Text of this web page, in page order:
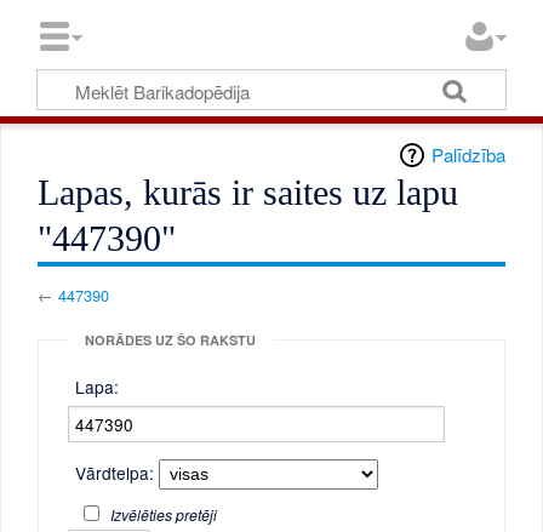
Palīdzība
Lapas, kurās ir saites uz lapu
"447390"
←447390
NORĀDES UZ ŠO RAKSTU
Lapa:
Vārdtelpa:
Izvēlēties pretēji